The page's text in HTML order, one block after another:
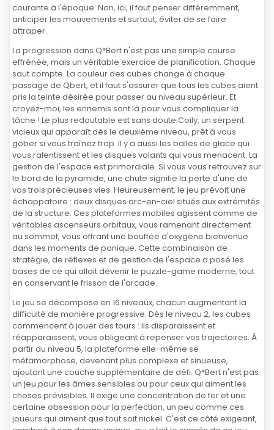
courante à l'époque. Non, ici, il faut penser différemment,
anticiper les mouvements et surtout, éviter de se faire
attraper.
La progression dans Q*Bert n'est pas une simple course
effrénée, mais un véritable exercice de planification. Chaque
saut compte. La couleur des cubes change à chaque
passage de Qbert, et il faut s'assurer que tous les cubes aient
pris la teinte désirée pour passer au niveau supérieur. Et
croyez-moi, les ennemis sont là pour vous compliquer la
tâche ! Le plus redoutable est sans doute Coily, un serpent
vicieux qui apparaît dès le deuxième niveau, prêt à vous
gober si vous traînez trop. Il y a aussi les balles de glace qui
vous ralentissent et les disques volants qui vous menacent. La
gestion de l'espace est primordiale. Si vous vous retrouvez sur
le bord de la pyramide, une chute signifie la perte d'une de
vos trois précieuses vies. Heureusement, le jeu prévoit une
échappatoire : deux disques arc-en-ciel situés aux extrémités
de la structure. Ces plateformes mobiles agissent comme de
véritables ascenseurs orbitaux, vous ramenant directement
au sommet, vous offrant une bouffée d'oxygène bienvenue
dans les moments de panique. Cette combinaison de
stratégie, de réflexes et de gestion de l'espace a posé les
bases de ce qui allait devenir le puzzle-game moderne, tout
en conservant le frisson de l'arcade.
Le jeu se décompose en 16 niveaux, chacun augmentant la
difficulté de manière progressive. Dès le niveau 2, les cubes
commencent à jouer des tours : ils disparaissent et
réapparaissent, vous obligeant à repenser vos trajectoires. À
partir du niveau 5, la plateforme elle-même se
métamorphose, devenant plus complexe et sinueuse,
ajoutant une couche supplémentaire de défi. Q*Bert n'est pas
un jeu pour les âmes sensibles ou pour ceux qui aiment les
choses prévisibles. Il exige une concentration de fer et une
certaine obsession pour la perfection, un peu comme ces
joueurs qui aiment que tout soit nickel. C'est ce côté exigeant,